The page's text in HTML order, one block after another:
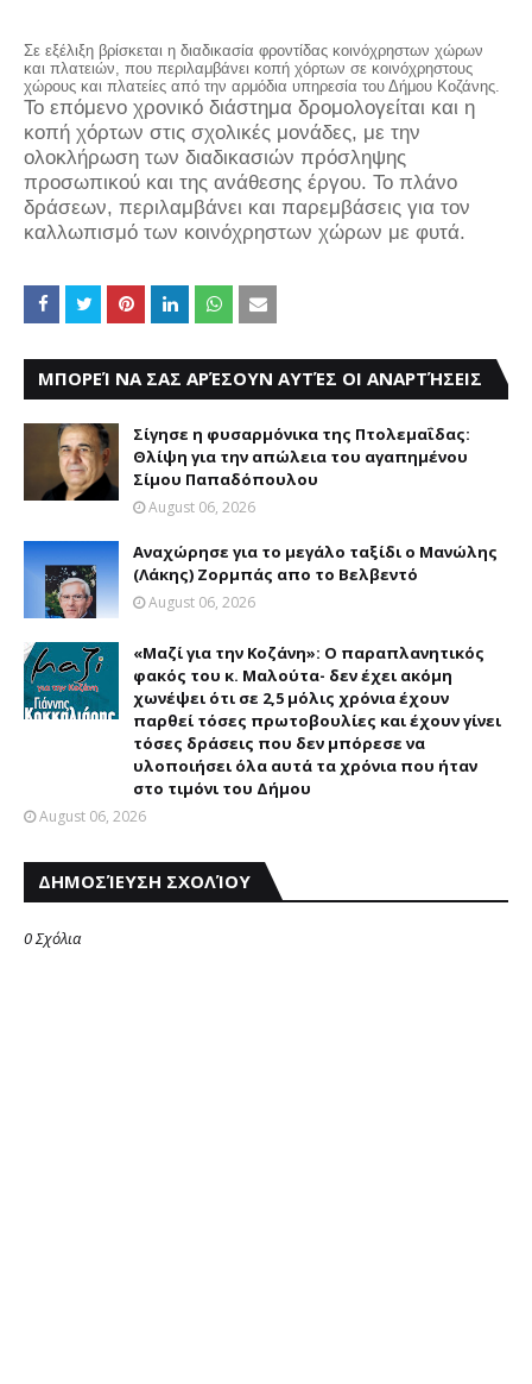
Σε εξέλιξη βρίσκεται η διαδικασία φροντίδας κοινόχρηστων χώρων
και πλατειών, που περιλαμβάνει κοπή χόρτων σε κοινόχρηστους
χώρους και πλατείες από την αρμόδια υπηρεσία του Δήμου Κοζάνης.
Το επόμενο χρονικό διάστημα δρομολογείται και η
κοπή χόρτων στις σχολικές μονάδες, με την
ολοκλήρωση των διαδικασιών πρόσληψης
προσωπικού και της ανάθεσης έργου. Το πλάνο
δράσεων, περιλαμβάνει και παρεμβάσεις για τον
καλλωπισμό των κοινόχρηστων χώρων με φυτά.
ΜΠΟΡΕΊ ΝΑ ΣΑΣ ΑΡΈΣΟΥΝ ΑΥΤΈΣ ΟΙ ΑΝΑΡΤΉΣΕΙΣ
Σίγησε η φυσαρμόνικα της Πτολεμαΐδας:
Θλίψη για την απώλεια του αγαπημένου
Σίμου Παπαδόπουλου
August 06, 2026
Αναχώρησε για το μεγάλο ταξίδι ο Μανώλης
(Λάκης) Ζορμπάς απο το Βελβεντό
August 06, 2026
«Μαζί για την Κοζάνη»: Ο παραπλανητικός
φακός του κ. Μαλούτα- δεν έχει ακόμη
χωνέψει ότι σε 2,5 μόλις χρόνια έχουν
παρθεί τόσες πρωτοβουλίες και έχουν γίνει
τόσες δράσεις που δεν μπόρεσε να
υλοποιήσει όλα αυτά τα χρόνια που ήταν
στο τιμόνι του Δήμου
August 06, 2026
ΔΗΜΟΣΊΕΥΣΗ ΣΧΟΛΊΟΥ
0 Σχόλια